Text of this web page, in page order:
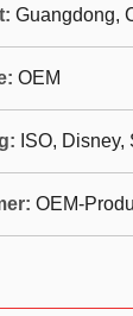
Guangdong,
OEM
ISO,
OEM-